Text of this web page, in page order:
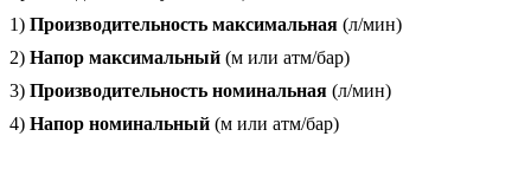
1) Производительность максимальная (л/мин)
2) Напор максимальный (м или атм/бар)
3) Производительность номинальная (л/мин)
4) Напор номинальный (м или атм/бар)